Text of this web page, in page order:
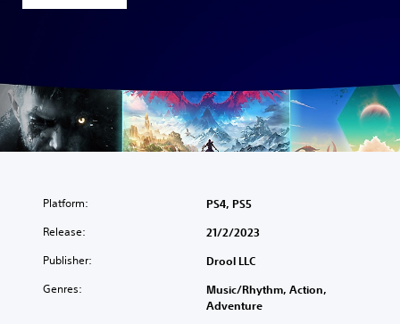
Platform: PS4, PS5
Release: 21/2/2023
Publisher: Drool LLC
Genres:
Music/Rhythm, Action,
Adventure